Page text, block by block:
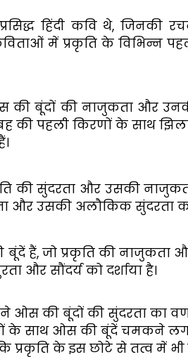
हिंदी कवि थे, जिनकी
में प्रकृति के विभिन्न
बूंदों की नाजुकता और
की पहली किरणों के साथ
की सुंदरता और उसकी
और उसकी अलौकिक सुंदरता
हैं, जो प्रकृति की नाजुकता
और सौंदर्य को दर्शाया है।
ओस की बूंदों की सुंदरता का
के साथ ओस की बूंदें चमकने
प्रकृति के इस छोटे से तत्व में